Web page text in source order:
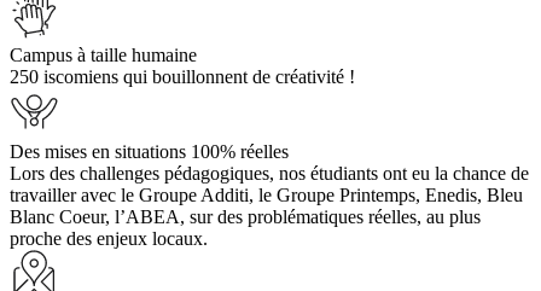
Campus à taille humaine
250 iscomiens qui bouillonnent de créativité !
Des mises en situations 100% réelles
Lors des challenges pédagogiques, nos étudiants ont eu la chance de
travailler avec le Groupe Additi, le Groupe Printemps, Enedis, Bleu
Blanc Coeur, l’ABEA, sur des problématiques réelles, au plus
proche des enjeux locaux.